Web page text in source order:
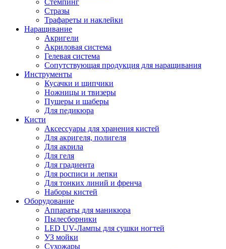
Стемпинг
Стразы
Трафареты и наклейки
Наращивание
Акригели
Акриловая система
Гелевая система
Сопутствующая продукция для наращивания
Инструменты
Кусачки и щипчики
Ножницы и твизеры
Пушеры и шаберы
Для педикюра
Кисти
Аксессуары для хранения кистей
Для акригеля, полигеля
Для акрила
Для геля
Для градиента
Для росписи и лепки
Для тонких линий и френча
Наборы кистей
Оборудование
Аппараты для маникюра
Пылесборники
LED UV-Лампы для сушки ногтей
УЗ мойки
Сухожары